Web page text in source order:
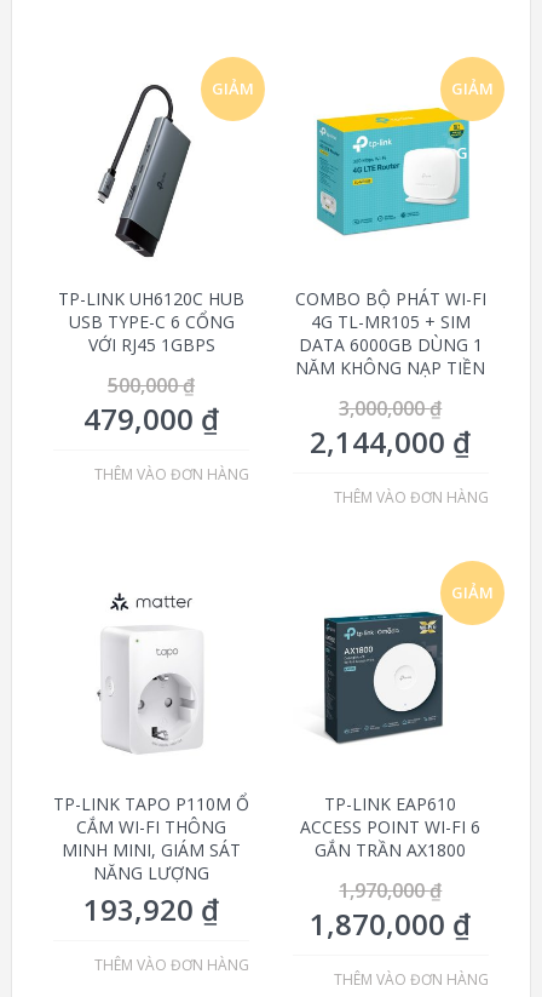
GIẢM
TP-LINK UH6120C HUB
USB TYPE-C 6 CỔNG
VỚI RJ45 1GBPS
500,000₫
479,000 ₫
THÊM VÀO ĐƠN HÀNG
GIẢM
GIÁ!
COMBO BỘ PHÁT WI-FI
4G TL-MR105 + SIM
DATA 6000GB DÙNG 1
NĂM KHÔNG NẠP TIỀN
3,000,000₫
2,144,000 ₫
THÊM VÀO ĐƠN HÀNG
TP-LINK TAPO P110M Ổ
CẮM WI-FI THÔNG
MINH MINI, GIÁM SÁT
NĂNG LƯỢNG
193,920 ₫
THÊM VÀO ĐƠN HÀNG
GIẢM
TP-LINK EAP610
ACCESS POINT WI-FI 6
GẮN TRẦN AX1800
1,970,000₫
1,870,000 ₫
THÊM VÀO ĐƠN HÀNG